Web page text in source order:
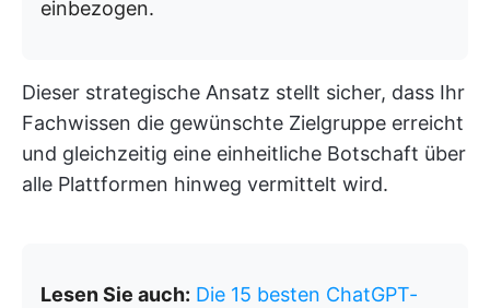
einbezogen.
Dieser strategische Ansatz stellt sicher, dass Ihr
Fachwissen die gewünschte Zielgruppe erreicht
und gleichzeitig eine einheitliche Botschaft über
alle Plattformen hinweg vermittelt wird.
Lesen Sie auch: Die 15 besten ChatGPT-